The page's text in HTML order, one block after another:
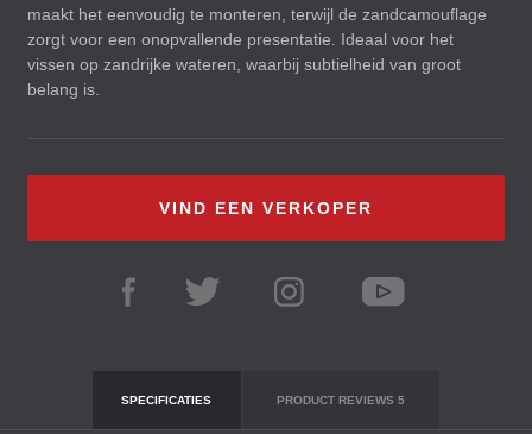
maakt het eenvoudig te monteren, terwijl de zandcamouflage
zorgt voor een onopvallende presentatie. Ideaal voor het
vissen op zandrijke wateren, waarbij subtielheid van groot
belang is.
VIND EEN VERKOPER
SPECIFICATIES PRODUCT REVIEWS 5